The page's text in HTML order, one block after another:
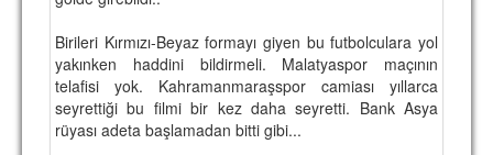
PERSONEL
SPONSORLAR
TARİHÇE
TARİHİ BAŞARILAR
Birileri Kırmızı-Beyaz formayı giyen bu futbolculara yol
yakınken haddini bildirmeli. Malatyaspor maçının
telafisi yok. Kahramanmaraşspor camiası yıllarca
seyrettiği bu filmi bir kez daha seyretti. Bank Asya
rüyası adeta başlamadan bitti gibi...